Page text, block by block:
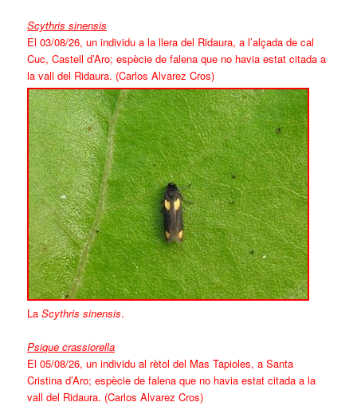
Scythris sinensis
El 03/08/26, un individu a la llera del Ridaura, a l’alçada de cal
Cuc, Castell d’Aro; espècie de falena que no havia estat citada a
la vall del Ridaura. (Carlos Alvarez Cros)
LaScythris sinensis.
Psique crassiorella
El 05/08/26, un individu al rètol del Mas Tapioles, a Santa
Cristina d’Aro; espècie de falena que no havia estat citada a la
vall del Ridaura. (Carlos Alvarez Cros)